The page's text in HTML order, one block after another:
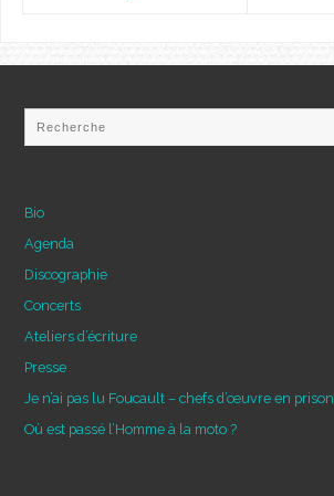
Bio
Agenda
Discographie
Concerts
Ateliers d’écriture
Presse
Je n’ai pas lu Foucault – chefs d’œuvre en prison
Où est passé l’Homme à la moto ?